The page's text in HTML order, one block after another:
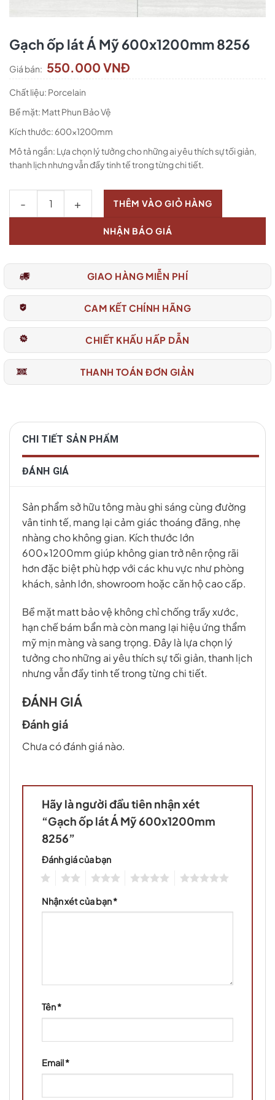
Gạch ốp lát Á Mỹ 600x1200mm 8256
Giá bán: 550.000 VNĐ
Chất liệu: Porcelain
Bề mặt: Matt Phun Bảo Vệ
Kích thước: 600x1200mm
Mô tả ngắn: Lựa chọn lý tưởng cho những ai yêu thích sự tối giản,
thanh lịch nhưng vẫn đầy tinh tế trong từng chi tiết.
THÊM VÀO GIỎ HÀNG
NHẬN BÁO GIÁ
GIAO HÀNG MIỄN PHÍ
CAM KẾT CHÍNH HÃNG
CHIẾT KHẤU HẤP DẪN
THANH TOÁN ĐƠN GIẢN
CHI TIẾT SẢN PHẨM
ĐÁNH GIÁ
Sản phẩm sở hữu tông màu ghi sáng cùng đường
vân tinh tế, mang lại cảm giác thoáng đãng, nhẹ
nhàng cho không gian. Kích thước lớn
600x1200mm giúp không gian trở nên rộng rãi
hơn đặc biệt phù hợp với các khu vực như phòng
khách, sảnh lớn, showroom hoặc căn hộ cao cấp.
Bề mặt matt bảo vệ không chỉ chống trầy xước,
hạn chế bám bẩn mà còn mang lại hiệu ứng thẩm
mỹ mịn màng và sang trọng. Đây là lựa chọn lý
tưởng cho những ai yêu thích sự tối giản, thanh lịch
nhưng vẫn đầy tinh tế trong từng chi tiết.
ĐÁNH GIÁ
Đánh giá
Chưa có đánh giá nào.
Hãy là người đầu tiên nhận xét
“Gạch ốp lát Á Mỹ 600x1200mm
8256”
Đánh giá của bạn
Nhận xét của bạn*
Tên*
Email*